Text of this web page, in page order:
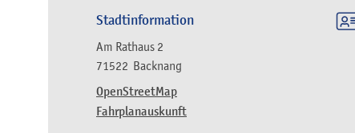
Stadtinformation
Am Rathaus 2
71522 Backnang
OpenStreetMap
Fahrplanauskunft